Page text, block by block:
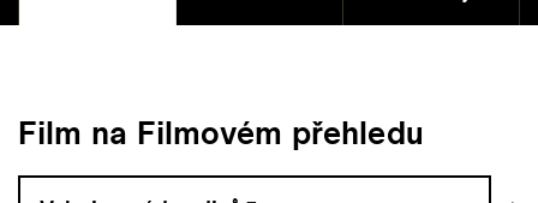
Film na Filmovém přehledu